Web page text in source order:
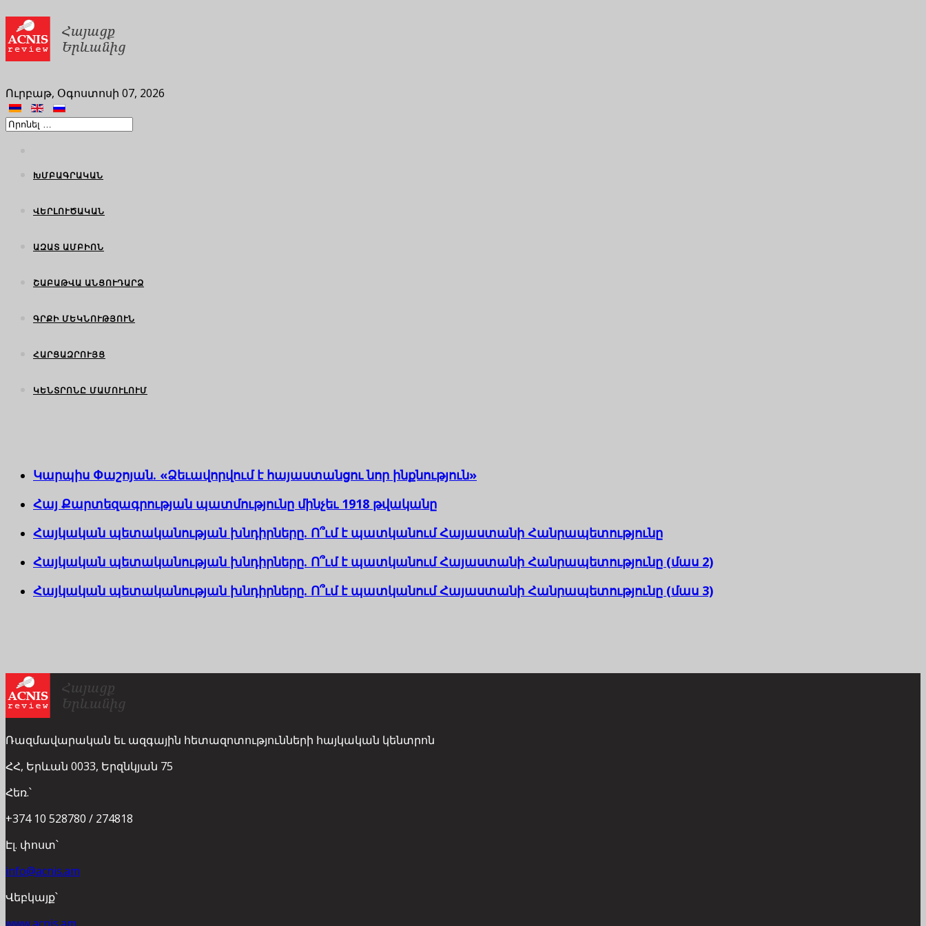
Ուրբաթ, Օգոստոսի 07, 2026
ԽՄԲԱԳՐԱԿԱՆ
ՎԵՐԼՈՒԾԱԿԱՆ
ԱԶԱՏ ԱՄԲԻՈՆ
ՇԱԲԱԹՎԱ ԱՆՑՈՒԴԱՐՁ
ԳՐՔԻ ՄԵԿՆՈՒԹՅՈՒՆ
ՀԱՐՑԱԶՐՈՒՅՑ
ԿԵՆՏՐՈՆԸ ՄԱՄՈՒԼՈՒՄ
Կարպիս Փաշոյան. «Ձեւավորվում է հայաստանցու նոր ինքնություն»
Հայ Քարտեզագրության պատմությունը մինչեւ 1918 թվականը
Հայկական պետականության խնդիրները. Ո՞ւմ է պատկանում Հայաստանի Հանրապետությունը
Հայկական պետականության խնդիրները. Ո՞ւմ է պատկանում Հայաստանի Հանրապետությունը (մաս 2)
Հայկական պետականության խնդիրները. Ո՞ւմ է պատկանում Հայաստանի Հանրապետությունը (մաս 3)
Ռազմավարական եւ ազգային հետազոտությունների հայկական կենտրոն
ՀՀ, Երևան 0033, Երզնկյան 75
Հեռ.՝
+374 10 528780 / 274818
Էլ. փոստ՝
info@acnis.am
Վեբկայք՝